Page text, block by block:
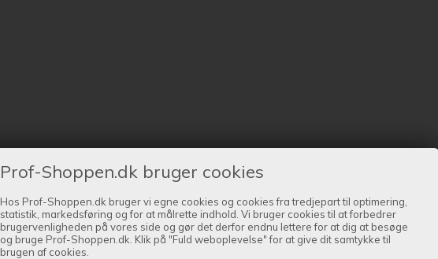
Prof-Shoppen.dk bruger cookies
Hos Prof-Shoppen.dk bruger vi egne cookies og cookies fra tredjepart til optimering,
statistik, markedsføring og for at målrette indhold. Vi bruger cookies til at forbedrer
brugervenligheden på vores side og gør det derfor endnu lettere for at dig at besøge
og bruge Prof-Shoppen.dk. Klik på "Fuld weboplevelse" for at give dit samtykke til
brugen af cookies.